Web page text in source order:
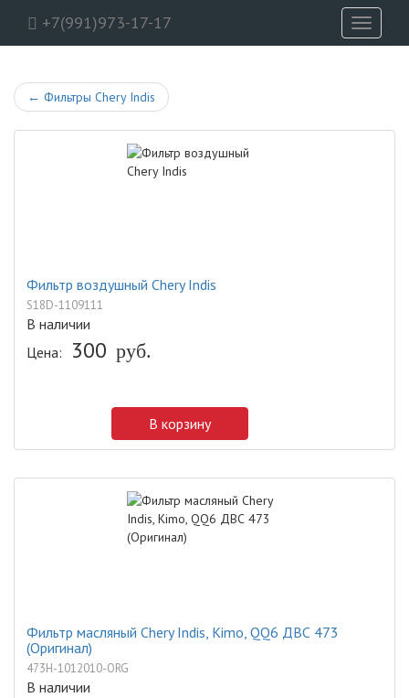
+7(991)973-17-17
Toggle
← Фильтры Chery Indis
Фильтр воздушный Chery Indis
S18D-1109111
В наличии
Цена:
300 руб.
В корзину
Фильтр масляный Chery Indis, Kimo, QQ6 ДВС 473
(Оригинал)
473H-1012010-ORG
В наличии